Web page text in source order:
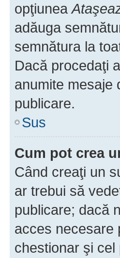
opţiunea
adăuga
semnătura la
Dacă procedaţi
anumite mesaje
publicare.
Sus
Cum pot crea
Când creaţi un
ar trebui să
publicare; dacă
acces necesare
chestionar şi